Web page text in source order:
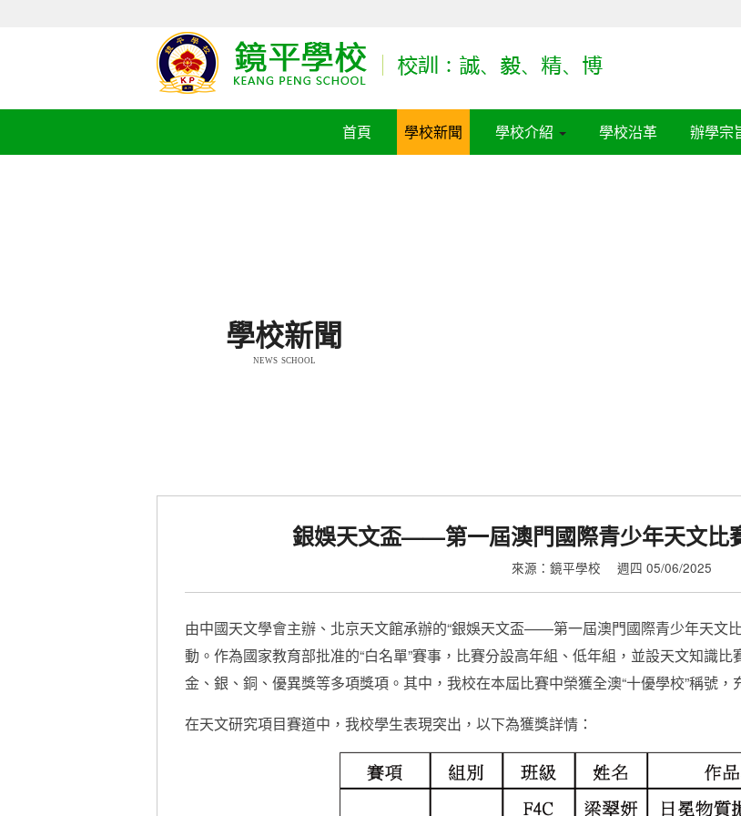
首頁 學校新聞 學校介紹 學校沿革 辦學宗
學校新聞
NEWS SCHOOL
銀娛天文盃——第一屆澳門國際青少年天文比
來源：鏡平學校 週四 05/06/2025
由中國天文學會主辦、北京天文館承辦的“銀娛天文盃——第一屆澳門國際青少年天文
動。作為國家教育部批准的“白名單”賽事，比賽分設高年組、低年組，並設天文知識
金、銀、銅、優異獎等多項獎項。其中，我校在本屆比賽中榮獲全澳“十優學校”稱號
在天文研究項目賽道中，我校學生表現突出，以下為獲獎詳情：